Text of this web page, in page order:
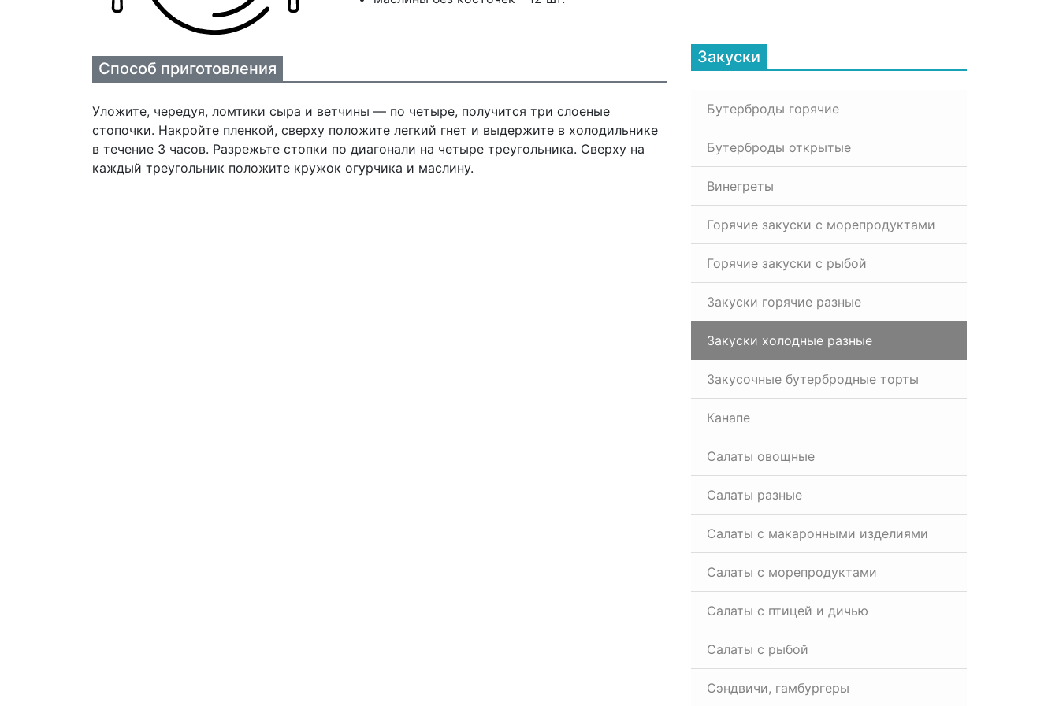
Способ приготовления
Уложите, чередуя, ломтики сыра и ветчины — по четыре, получится три слоеные
стопочки. Накройте пленкой, сверху положите легкий гнет и выдержите в холодильнике
в течение 3 часов. Разрежьте стопки по диагонали на четыре треугольника. Сверху на
каждый треугольник положите кружок огурчика и маслину.
Закуски
Бутерброды горячие
Бутерброды открытые
Винегреты
Горячие закуски с морепродуктами
Горячие закуски с рыбой
Закуски горячие разные
Закуски холодные разные
Закусочные бутербродные торты
Канапе
Салаты овощные
Салаты разные
Салаты с макаронными изделиями
Салаты с морепродуктами
Салаты с птицей и дичью
Салаты с рыбой
Сэндвичи, гамбургеры